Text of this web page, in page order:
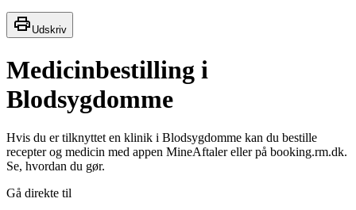
Udskriv
Medicinbestilling i
Blodsygdomme
Hvis du er tilknyttet en klinik i Blodsygdomme kan du bestille
recepter og medicin med appen MineAftaler eller på booking.rm.dk.
Se, hvordan du gør.
Gå direkte til